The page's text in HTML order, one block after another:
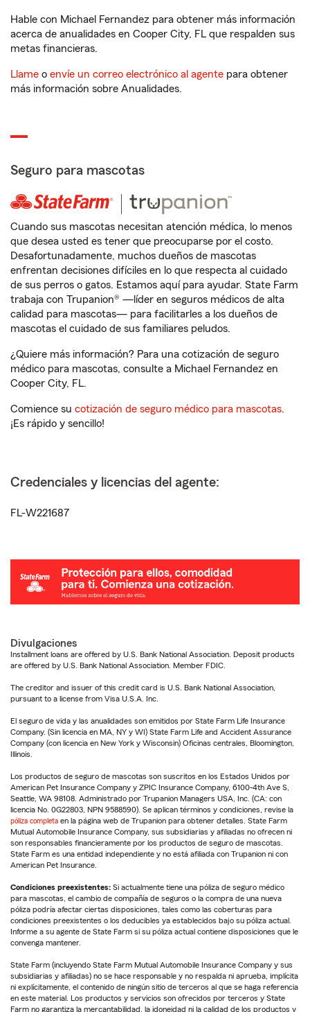
Hable con Michael Fernandez para obtener más información
acerca de anualidades en Cooper City, FL que respalden sus
metas financieras.
Llame o envíe un correo electrónico al agente para obtener
más información sobre Anualidades.
Seguro para mascotas
Cuando sus mascotas necesitan atención médica, lo menos
que desea usted es tener que preocuparse por el costo.
Desafortunadamente, muchos dueños de mascotas
enfrentan decisiones difíciles en lo que respecta al cuidado
de sus perros o gatos. Estamos aquí para ayudar. State Farm
trabaja con Trupanion® —líder en seguros médicos de alta
calidad para mascotas— para facilitarles a los dueños de
mascotas el cuidado de sus familiares peludos.
¿Quiere más información? Para una cotización de seguro
médico para mascotas, consulte a Michael Fernandez en
Cooper City, FL.
Comience su cotización de seguro médico para mascotas.
¡Es rápido y sencillo!
Credenciales y licencias del agente:
FL-W221687
Divulgaciones
Installment loans are offered by U.S. Bank National Association. Deposit products
are offered by U.S. Bank National Association. Member FDIC.
The creditor and issuer of this credit card is U.S. Bank National Association,
pursuant to a license from Visa U.S.A. Inc.
El seguro de vida y las anualidades son emitidos por State Farm Life Insurance
Company. (Sin licencia en MA, NY y WI) State Farm Life and Accident Assurance
Company (con licencia en New York y Wisconsin) Oficinas centrales, Bloomington,
Illinois.
Los productos de seguro de mascotas son suscritos en los Estados Unidos por
American Pet Insurance Company y ZPIC Insurance Company, 6100-4th Ave S,
Seattle, WA 98108. Administrado por Trupanion Managers USA, Inc. (CA: con
licencia No. 0G22803, NPN 9588590). Se aplican términos y condiciones, revise la
póliza completa en la página web de Trupanion para obtener detalles. State Farm
Mutual Automobile Insurance Company, sus subsidiarias y afiliadas no ofrecen ni
son responsables financieramente por los productos de seguro de mascotas.
State Farm es una entidad independiente y no está afiliada con Trupanion ni con
American Pet Insurance.
Condiciones preexistentes: Si actualmente tiene una póliza de seguro médico
para mascotas, el cambio de compañía de seguros o la compra de una nueva
póliza podría afectar ciertas disposiciones, tales como las coberturas para
condiciones preexistentes o los deducibles ya establecidos bajo su póliza actual.
Informe a su agente de State Farm si su póliza actual contiene disposiciones que le
convenga mantener.
State Farm (incluyendo State Farm Mutual Automobile Insurance Company y sus
subsidiarias y afiliadas) no se hace responsable y no respalda ni aprueba, implícita
ni explícitamente, el contenido de ningún sitio de terceros al que se haga referencia
en este material. Los productos y servicios son ofrecidos por terceros y State
Farm no garantiza la mercantabilidad, la idoneidad ni la calidad de los productos y